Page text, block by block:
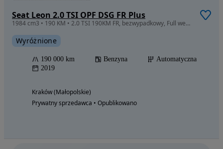
Seat Leon 2.0 TSI OPF DSG FR Plus
1984 cm3 • 190 KM • 2.0 TSI 190KM FR, bezwypadkowy, Full wersja, serwis ASO, stan wzorowy!
Wyróżnione
190 000 km Benzyna
Automatyczna
2019
Kraków (Małopolskie)
Prywatny sprzedawca • Opublikowano